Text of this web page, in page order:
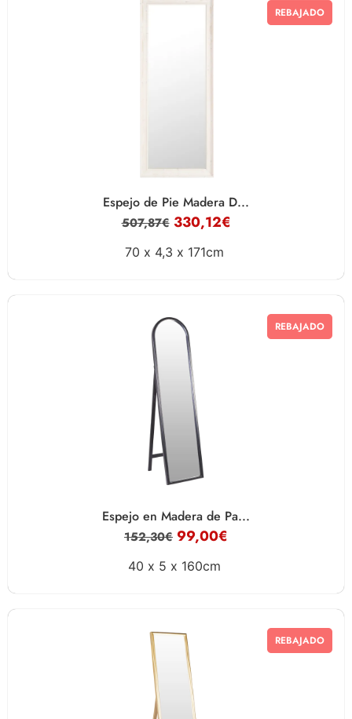
REBAJADO
Espejo de Pie Madera D...
507,87€ 330,12€
70 x 4,3 x 171cm
REBAJADO
Espejo en Madera de Pa...
152,30€ 99,00€
40 x 5 x 160cm
REBAJADO